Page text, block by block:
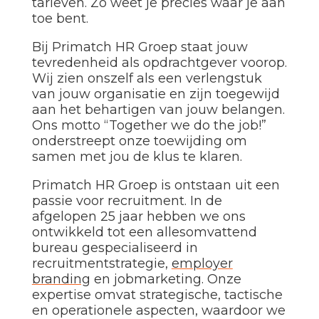
toe bent.
Bij Primatch HR Groep staat jouw
tevredenheid als opdrachtgever voorop.
Wij zien onszelf als een verlengstuk
van jouw organisatie en zijn toegewijd
aan het behartigen van jouw belangen.
Ons motto “Together we do the job!”
onderstreept onze toewijding om
samen met jou de klus te klaren.
Primatch HR Groep is ontstaan uit een
passie voor recruitment. In de
afgelopen 25 jaar hebben we ons
ontwikkeld tot een allesomvattend
bureau gespecialiseerd in
recruitmentstrategie, employer
branding en jobmarketing. Onze
expertise omvat strategische, tactische
en operationele aspecten, waardoor we